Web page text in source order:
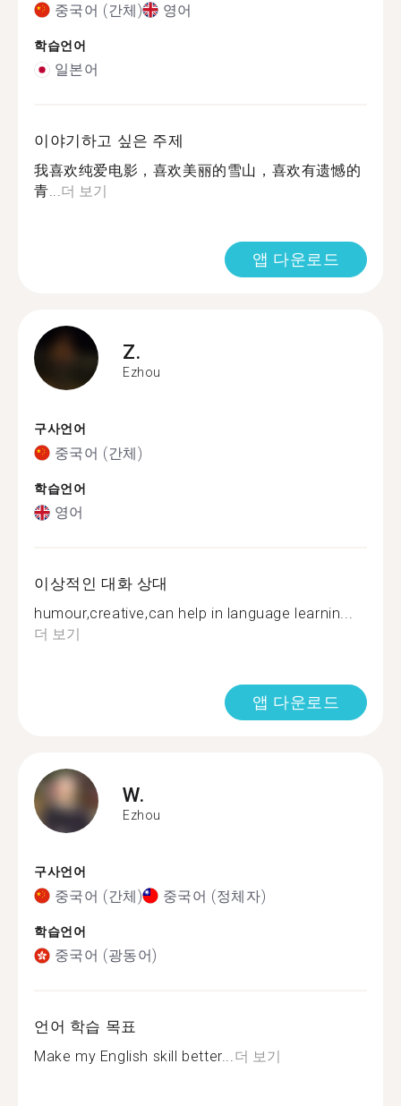
중국어 (간체) 영어
학습언어
일본어
이야기하고 싶은 주제
我喜欢纯爱电影，喜欢美丽的雪山，喜欢有遗憾的
青...더 보기
앱 다운로드
Z.
Ezhou
구사언어
중국어 (간체)
학습언어
영어
이상적인 대화 상대
humour,creative,can help in language learnin...
더 보기
앱 다운로드
W.
Ezhou
구사언어
중국어 (간체) 중국어 (정체자)
학습언어
중국어 (광동어)
언어 학습 목표
Make my English skill better...더 보기